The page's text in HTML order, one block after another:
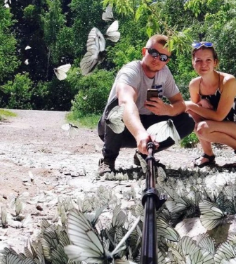
Ищем новые берега.
«Жилищной инициативы»
Гатилов — о том, как
оставаться на плаву, когда
штормит
СТРОИТЕЛЬСТВО